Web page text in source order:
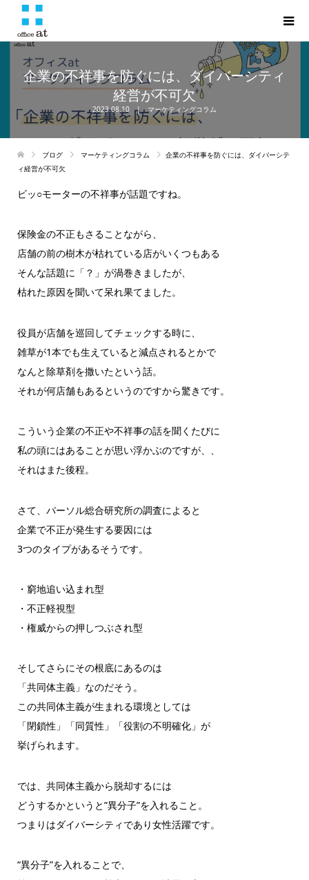
企業の不祥事を防ぐには、ダイバーシティ
経営が不可欠
2023.08.10 マーケティングコラム
ブログ マーケティングコラム
企業の不祥事を防ぐには、ダイバーシテ
ィ経営が不可欠
ビッ○モーターの不祥事が話題ですね。
保険金の不正もさることながら、
店舗の前の樹木が枯れている店がいくつもある
そんな話題に「？」が渦巻きましたが、
枯れた原因を聞いて呆れ果てました。
役員が店舗を巡回してチェックする時に、
雑草が1本でも生えていると減点されるとかで
なんと除草剤を撒いたという話。
それが何店舗もあるというのですから驚きです。
こういう企業の不正や不祥事の話を聞くたびに
私の頭にはあることが思い浮かぶのですが、、
それはまた後程。
さて、パーソル総合研究所の調査によると
企業で不正が発生する要因には
3つのタイプがあるそうです。
・窮地追い込まれ型
・不正軽視型
・権威からの押しつぶされ型
そしてさらにその根底にあるのは
「共同体主義」なのだそう。
この共同体主義が生まれる環境としては
「閉鎖性」「同質性」「役割の不明確化」が
挙げられます。
では、共同体主義から脱却するには
どうするかというと”異分子”を入れること。
つまりはダイバーシティであり女性活躍です。
“異分子”を入れることで、